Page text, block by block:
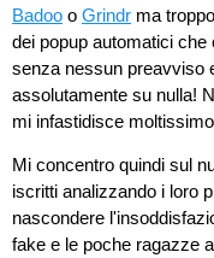
Badoo o Grindr ma
dei popup automatici
senza nessun preavviso
assolutamente su nulla!
mi infastidisce
Mi concentro quindi sul
iscritti analizzando i loro
nascondere
fake e le poche ragazze